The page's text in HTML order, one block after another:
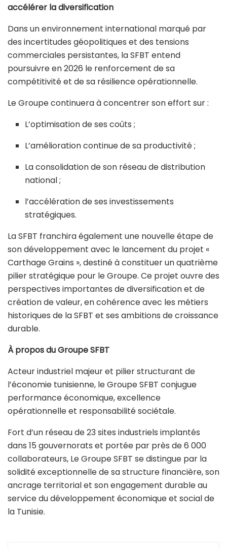
accélérer la diversification
Dans un environnement international marqué par
des incertitudes géopolitiques et des tensions
commerciales persistantes, la SFBT entend
poursuivre en 2026 le renforcement de sa
compétitivité et de sa résilience opérationnelle.
Le Groupe continuera à concentrer son effort sur :
L’optimisation de ses coûts ;
L’amélioration continue de sa productivité ;
La consolidation de son réseau de distribution
national ;
l’accélération de ses investissements
stratégiques.
La SFBT franchira également une nouvelle étape de
son développement avec le lancement du projet «
Carthage Grains », destiné à constituer un quatrième
pilier stratégique pour le Groupe. Ce projet ouvre des
perspectives importantes de diversification et de
création de valeur, en cohérence avec les métiers
historiques de la SFBT et ses ambitions de croissance
durable.
À propos du Groupe SFBT
Acteur industriel majeur et pilier structurant de
l’économie tunisienne, le Groupe SFBT conjugue
performance économique, excellence
opérationnelle et responsabilité sociétale.
Fort d’un réseau de 23 sites industriels implantés
dans 15 gouvernorats et portée par près de 6 000
collaborateurs, Le Groupe SFBT se distingue par la
solidité exceptionnelle de sa structure financière, son
ancrage territorial et son engagement durable au
service du développement économique et social de
la Tunisie.